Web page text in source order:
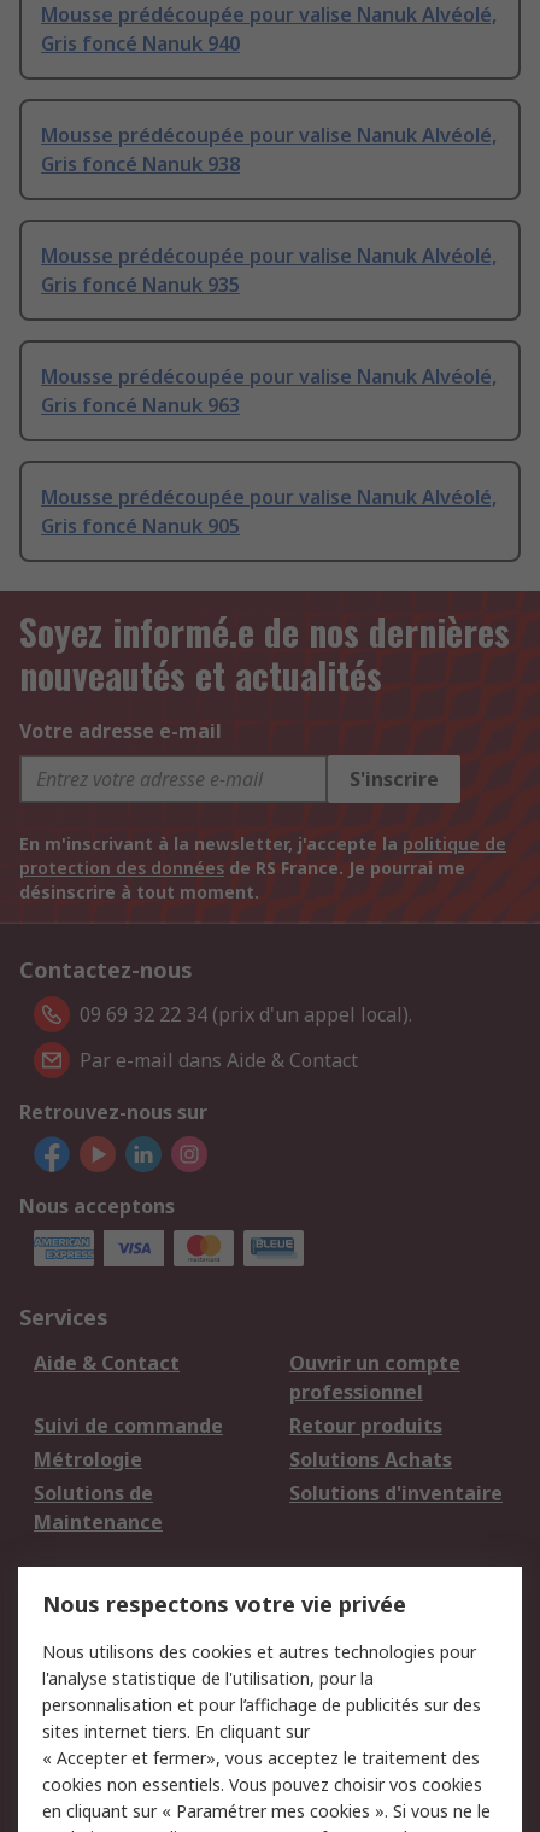
Mousse prédécoupée pour valise Nanuk Alvéolé,
Gris foncé Nanuk 940
Mousse prédécoupée pour valise Nanuk Alvéolé,
Gris foncé Nanuk 938
Mousse prédécoupée pour valise Nanuk Alvéolé,
Gris foncé Nanuk 935
Mousse prédécoupée pour valise Nanuk Alvéolé,
Gris foncé Nanuk 963
Mousse prédécoupée pour valise Nanuk Alvéolé,
Gris foncé Nanuk 905
Soyez informé.e de nos dernières
nouveautés et actualités
Votre adresse e-mail
S'inscrire
En m'inscrivant à la newsletter, j'accepte la politique de
protection des données de RS France. Je pourrai me
désinscrire à tout moment.
Contactez-nous
09 69 32 22 34 (prix d'un appel local).
Par e-mail dans Aide & Contact
Retrouvez-nous sur
Nous acceptons
Services
Aide & Contact
Ouvrir un compte
professionnel
Suivi de commande
Retour produits
Métrologie
Solutions Achats
Solutions de
Maintenance
Solutions d'inventaire
du site
Politique de protection
des données - Mise à
jour
Sécurité des E-mails
Conditions générales
de vente
Politique anti-
corruption
Nous respectons votre vie privée
Nous utilisons des cookies et autres technologies pour
l'analyse statistique de l'utilisation, pour la
personnalisation et pour l’affichage de publicités sur des
sites internet tiers. En cliquant sur
« Accepter et fermer», vous acceptez le traitement des
cookies non essentiels. Vous pouvez choisir vos cookies
en cliquant sur « Paramétrer mes cookies ». Si vous ne le